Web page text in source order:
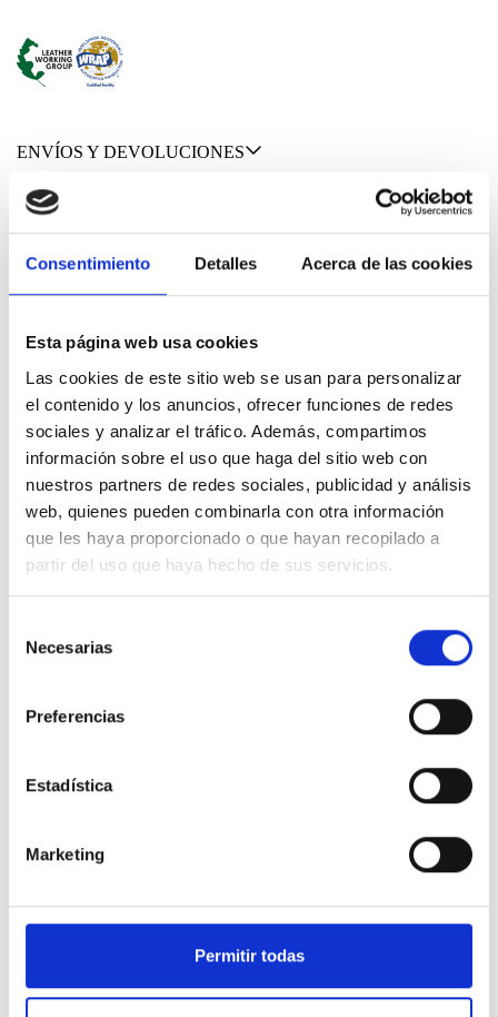
Consentimiento Detalles Acerca de las cookies
Esta página web usa cookies
Las cookies de este sitio web se usan para personalizar
el contenido y los anuncios, ofrecer funciones de redes
sociales y analizar el tráfico. Además, compartimos
información sobre el uso que haga del sitio web con
nuestros partners de redes sociales, publicidad y análisis
web, quienes pueden combinarla con otra información
que les haya proporcionado o que hayan recopilado a
partir del uso que haya hecho de sus servicios.
Necesarias
Preferencias
Estadística
Marketing
Permitir todas
ENVÍOS Y DEVOLUCIONES
MATERIALES Y CUIDADOS
No hay que elegir entre tener estilo y ser
consciente. Nuestra ropa está diseñada
con bajo impacto para que seas ambas
Tu lugar para ser libre, creativa y atrevida. tu lugar para ser parte